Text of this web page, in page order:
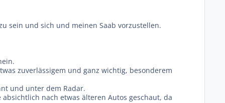
sein und sich und meinen Saab vorzustellen.
zuverlässigem und ganz wichtig, besonderem
und unter dem Radar.
nach etwas älteren Autos geschaut, da